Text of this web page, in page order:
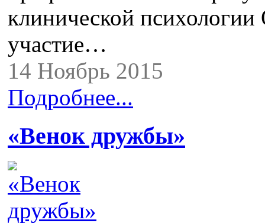
клинической
участие…
14 Ноябрь 2015
Подробнее...
«Венок дружбы»